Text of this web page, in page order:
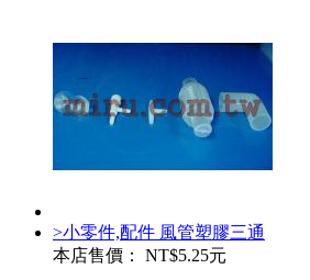
>小零件,配件 風管塑膠三通
本店售價： NT$5.25元